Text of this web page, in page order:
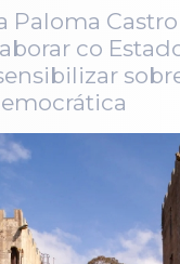
Paloma
co